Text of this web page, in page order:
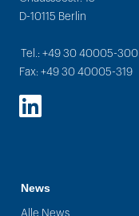
D-10115 Berlin
Tel.: +49 30 40005-300
Fax: +49 30 40005-319
LinkedIn
News
Alle News